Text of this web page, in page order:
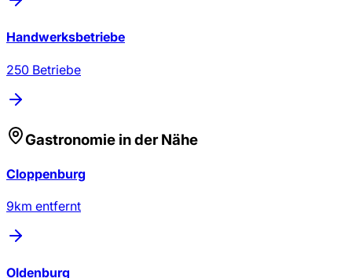
Handwerksbetriebe
250 Betriebe
Gastronomie in der Nähe
Cloppenburg
9km entfernt
Oldenburg